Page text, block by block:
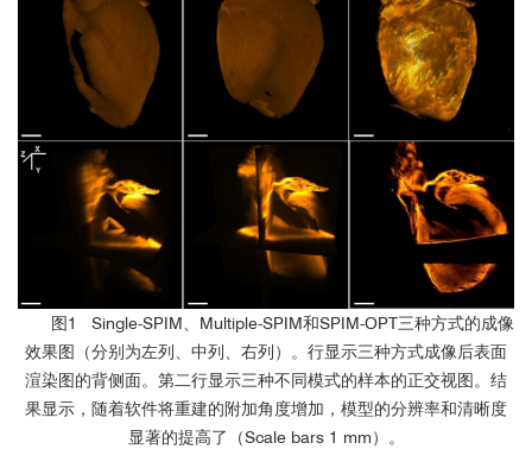
图1 Single-SPIM、Multiple-SPIM和SPIM-OPT三种方式的成像
效果图（分别为左列、中列、右列）。行显示三种方式成像后表面
渲染图的背侧面。第二行显示三种不同模式的样本的正交视图。结
果显示，随着软件将重建的附加角度增加，模型的分辨率和清晰度
显著的提高了（Scale bars 1 mm）。